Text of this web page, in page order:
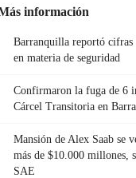
información
Barranquilla reportó cifras
en materia de seguridad
Confirmaron la fuga de 6
Cárcel Transitoria en
Mansión de Alex Saab se
más de $10.000 millones,
SAE